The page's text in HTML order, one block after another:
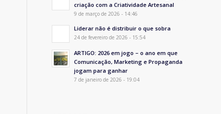
criação com a Criatividade Artesanal
9 de março de 2026 - 14:46
Liderar não é distribuir o que sobra
24 de fevereiro de 2026 - 15:54
ARTIGO: 2026 em jogo – o ano em que
Comunicação, Marketing e Propaganda
jogam para ganhar
7 de janeiro de 2026 - 19:04